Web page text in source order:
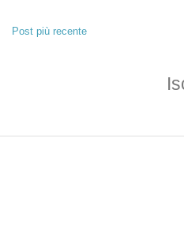
Post più recente